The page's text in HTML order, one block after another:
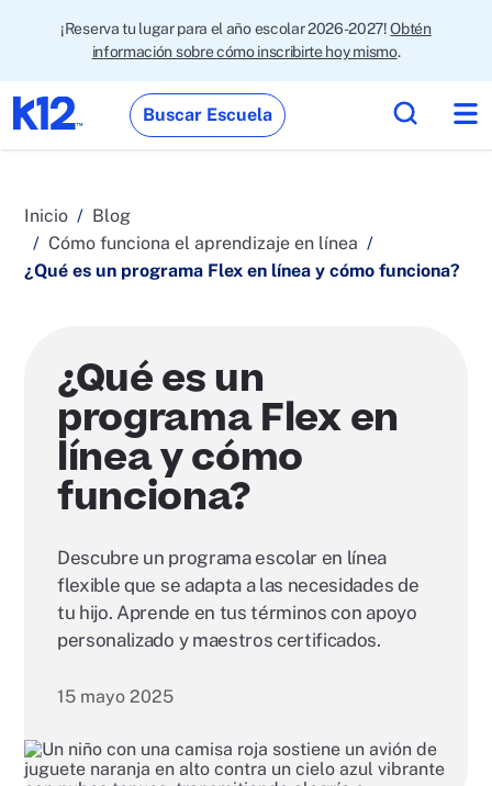
¡Reserva tu lugar para el año escolar 2026-2027!Obtén
información sobre cómo inscribirte hoy mismo.
Buscar Escuela
Inicio
Blog
Cómo funciona el aprendizaje en línea
¿Qué es un programa Flex en línea y cómo funciona?
¿Qué es un
programa Flex en
línea y cómo
funciona?
Descubre un programa escolar en línea
flexible que se adapta a las necesidades de
tu hijo. Aprende en tus términos con apoyo
personalizado y maestros certificados.
15 mayo 2025